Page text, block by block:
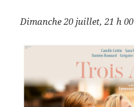
Dimanche 20 juillet, 21 h 00